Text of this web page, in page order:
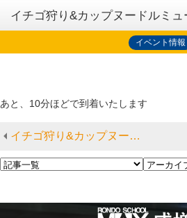
イチゴ狩り&カップヌードルミュ
イベント情報
あと、10分ほどで到着いたします
イチゴ狩り&カップヌードルミュージアム7